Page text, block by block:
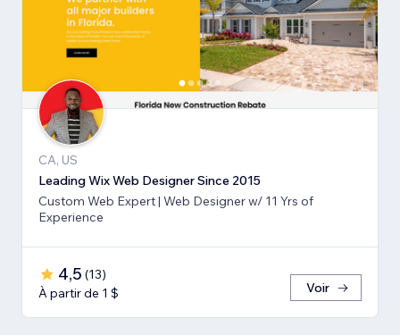
CA, US
Leading Wix Web Designer Since 2015
Custom Web Expert | Web Designer w/ 11 Yrs of
Experience
4,5 (13)
À partir de 1 $
Voir